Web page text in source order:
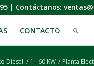
| Contáctanos:
CONTACTO
Diesel / 1 - 60 KW / Planta